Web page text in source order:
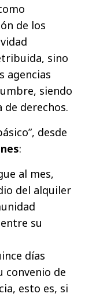
de los
sino
agencias
siendo
derechos.
desde
:
al mes,
del alquiler
su
días
convenio de
esto es, si